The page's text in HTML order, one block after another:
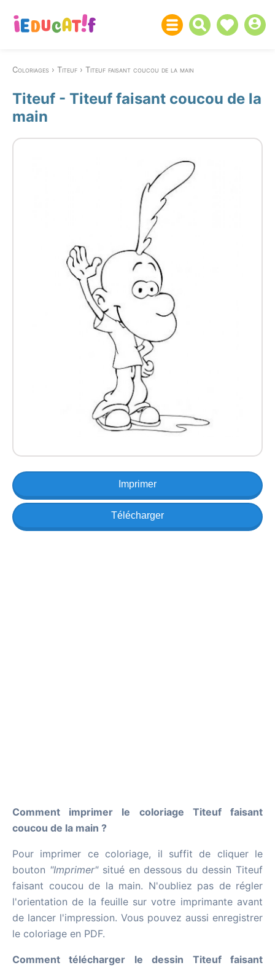
Coloriages Titeuf Titeuf faisant coucou de la main
Titeuf - Titeuf faisant coucou de la
main
Imprimer
Télécharger
Comment imprimer le coloriage Titeuf faisant
coucou de la main ?
Pour imprimer ce coloriage, il suffit de cliquer le
bouton "Imprimer"situé en dessous du dessin Titeuf
faisant coucou de la main. N'oubliez pas de régler
l'orientation de la feuille sur votre imprimante avant
de lancer l'impression. Vous pouvez aussi enregistrer
le coloriage en PDF.
Comment télécharger le dessin Titeuf faisant